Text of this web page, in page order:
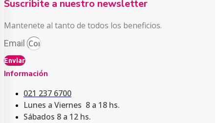
Suscribite a nuestro newsletter
Mantenete al tanto de todos los beneficios.
Email
Enviar
Información
021 237 6700
Lunes a Viernes 8 a 18 hs.
Sábados 8 a 12 hs.